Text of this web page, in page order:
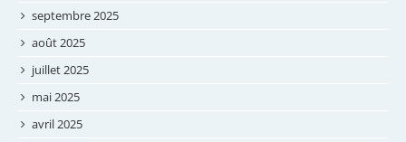
septembre 2025
août 2025
juillet 2025
mai 2025
avril 2025